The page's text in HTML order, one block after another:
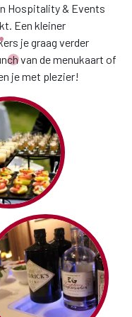
Hospitality & Events
Een kleiner
je graag verder
van de menukaart of
je met plezier!